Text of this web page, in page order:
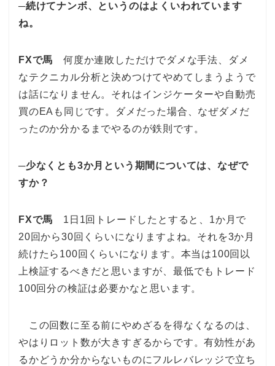
─続けてナンボ、というのはよくいわれています
ね。
FXで馬 何度か連敗しただけでダメな手法、ダメ
なテクニカル分析と決めつけてやめてしまうようで
は話になりません。それはインジケーターや自動売
買のEAも同じです。ダメだった場合、なぜダメだ
ったのか分かるまでやるのが鉄則です。
─少なくとも3か月という期間については、なぜで
すか？
FXで馬 1日1回トレードしたとすると、1か月で
20回から30回くらいになりますよね。それを3か月
続けたら100回くらいになります。本当は100回以
上検証するべきだと思いますが、最低でもトレード
100回分の検証は必要かなと思います。
この回数に至る前にやめざるを得なくなるのは、
やはりロット数が大きすぎるからです。有効性があ
るかどうか分からないものにフルレバレッジで立ち